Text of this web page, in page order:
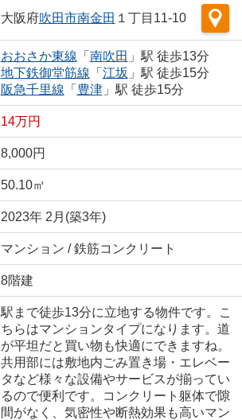
大阪府吹田市南金田 １丁目11-10
おおさか東線 「 南吹田 」駅 徒歩13分
地下鉄御堂筋線 「 江坂 」駅 徒歩15分
阪急千里線 「 豊津」駅 徒歩15分
14万円
8,000円
50.10㎡
2023年 2月(築3年)
マンション / 鉄筋コンクリート
8階建
駅まで徒歩13分に立地する物件です。こ
ちらはマンションタイプになります。道
が平坦だと買い物も快適にできますね。
共用部には敷地内ごみ置き場・エレベー
タなど様々な設備やサービスが揃ってい
るので便利です。コンクリート躯体で隙
間がなく、気密性や断熱効果も高いマン